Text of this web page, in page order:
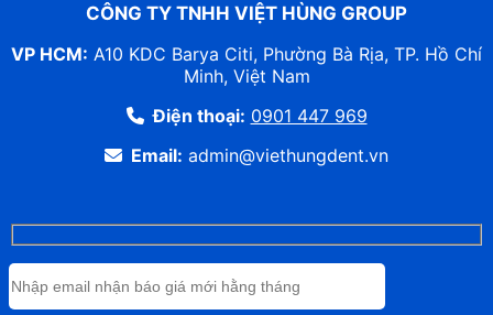
CÔNG TY TNHH VIỆT HÙNG GROUP
VP HCM: A10 KDC Barya Citi, Phường Bà Rịa, TP. Hồ Chí
Minh, Việt Nam
Điện thoại: 0901 447 969
Email: admin@viethungdent.vn